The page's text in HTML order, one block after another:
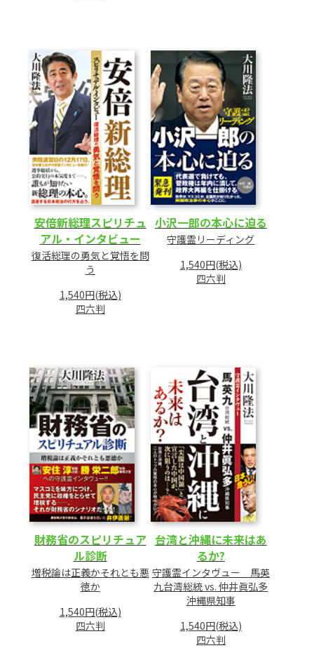
安倍新総理スピリチュ
アル・インタビュー
復活総理の勇気と覚悟を問
う
1,540円(税込)
四六判
小沢一郎の本心に迫る
守護霊リーディング
1,540円(税込)
四六判
財務省のスピリチュア
ル診断
増税論は正義かそれとも悪
徳か
1,540円(税込)
四六判
台湾と沖縄に未来はあ
るか?
守護霊インタヴュー 馬英
九台湾総統 vs. 仲井眞弘多
沖縄県知事
1,540円(税込)
四六判